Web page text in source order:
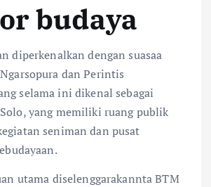
budaya
diperkenalkan dengan suasaa
dan Perintis
selama ini dikenal sebagai
yang memiliki ruang publik
seniman dan pusat
utama diselenggarakannta BTM